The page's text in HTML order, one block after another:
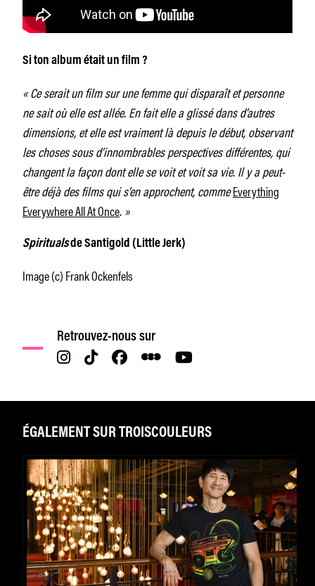
Si ton album était un film ?
« Ce serait un film sur une femme qui disparaît et personne
ne sait où elle est allée. En fait elle a glissé dans d’autres
dimensions, et elle est vraiment là depuis le début, observant
les choses sous d’innombrables perspectives différentes, qui
changent la façon dont elle se voit et voit sa vie. Il y a peut-
être déjà des films qui s’en approchent, commeEverything
Everywhere All At Once. »
Spiritualsde Santigold (Little Jerk)
Image (c) Frank Ockenfels
Retrouvez-nous sur
ÉGALEMENT SUR TROISCOULEURS